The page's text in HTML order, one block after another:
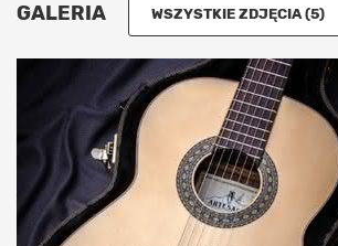
GALERIA WSZYSTKIE ZDJĘCIA (5)